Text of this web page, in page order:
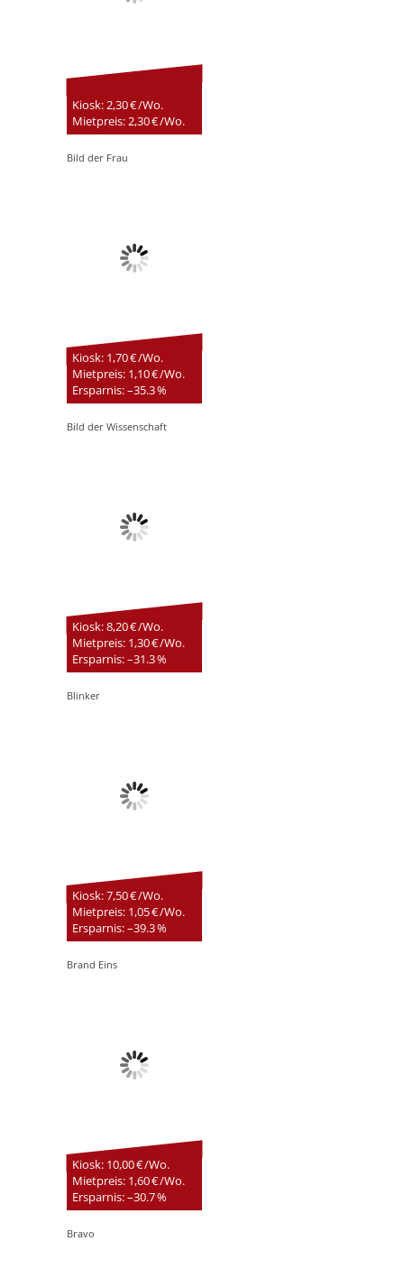
Kiosk: 2,30 € /Wo.
Mietpreis: 2,30 € /Wo.
Bild der Frau
Kiosk: 1,70 € /Wo.
Mietpreis: 1,10 € /Wo.
Ersparnis: –35.3 %
Bild der Wissenschaft
Kiosk: 8,20 € /Wo.
Mietpreis: 1,30 € /Wo.
Ersparnis: –31.3 %
Blinker
Kiosk: 7,50 € /Wo.
Mietpreis: 1,05 € /Wo.
Ersparnis: –39.3 %
Brand Eins
Kiosk: 10,00 € /Wo.
Mietpreis: 1,60 € /Wo.
Ersparnis: –30.7 %
Bravo